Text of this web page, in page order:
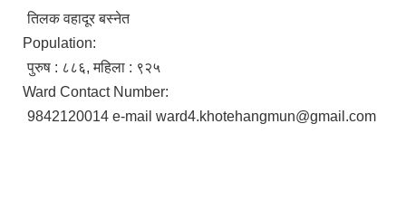
तिलक वहादूर बस्नेत
Population:
पुरुष : ८८६, महिला : ९२५
Ward Contact Number:
9842120014 e-mail ward4.khotehangmun@gmail.com